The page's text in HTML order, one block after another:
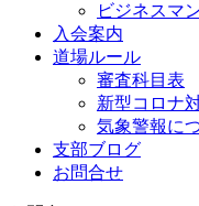
ビジネスマ
入会案内
道場ルール
審査科目表
新型コロナ
気象警報に
支部ブログ
お問合せ